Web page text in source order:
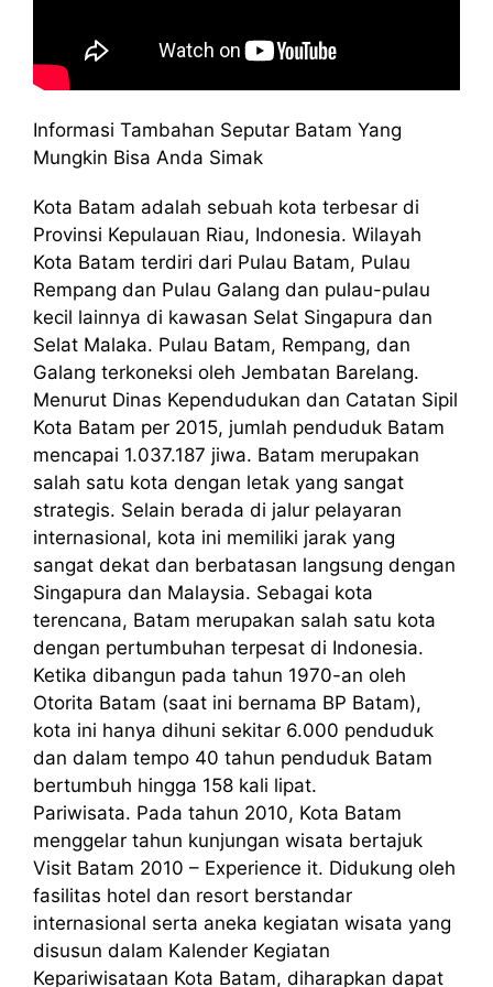
Informasi Tambahan Seputar Batam Yang
Mungkin Bisa Anda Simak
Kota Batam adalah sebuah kota terbesar di
Provinsi Kepulauan Riau, Indonesia. Wilayah
Kota Batam terdiri dari Pulau Batam, Pulau
Rempang dan Pulau Galang dan pulau-pulau
kecil lainnya di kawasan Selat Singapura dan
Selat Malaka. Pulau Batam, Rempang, dan
Galang terkoneksi oleh Jembatan Barelang.
Menurut Dinas Kependudukan dan Catatan Sipil
Kota Batam per 2015, jumlah penduduk Batam
mencapai 1.037.187 jiwa. Batam merupakan
salah satu kota dengan letak yang sangat
strategis. Selain berada di jalur pelayaran
internasional, kota ini memiliki jarak yang
sangat dekat dan berbatasan langsung dengan
Singapura dan Malaysia. Sebagai kota
terencana, Batam merupakan salah satu kota
dengan pertumbuhan terpesat di Indonesia.
Ketika dibangun pada tahun 1970-an oleh
Otorita Batam (saat ini bernama BP Batam),
kota ini hanya dihuni sekitar 6.000 penduduk
dan dalam tempo 40 tahun penduduk Batam
bertumbuh hingga 158 kali lipat.
Pariwisata. Pada tahun 2010, Kota Batam
menggelar tahun kunjungan wisata bertajuk
Visit Batam 2010 – Experience it. Didukung oleh
fasilitas hotel dan resort berstandar
internasional serta aneka kegiatan wisata yang
disusun dalam Kalender Kegiatan
Kepariwisataan Kota Batam, diharapkan dapat